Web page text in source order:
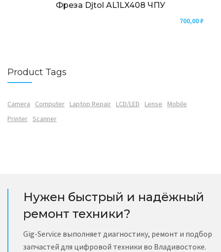
Фреза Djtol AL1LX408 ЧПУ
700,00₽
Product Tags
Camera Computer Laptop Repair LCD/LED Lense
Mobile
Printer Scanner
Нужен быстрый и надёжный
ремонт техники?
Gig-Service выполняет диагностику, ремонт и подбор
запчастей для цифровой техники во Владивостоке.